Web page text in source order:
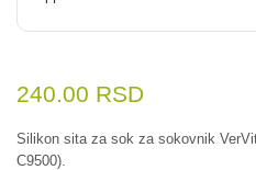
240.00 RSD
Silikon sita za sok za sokovnik
C9500).